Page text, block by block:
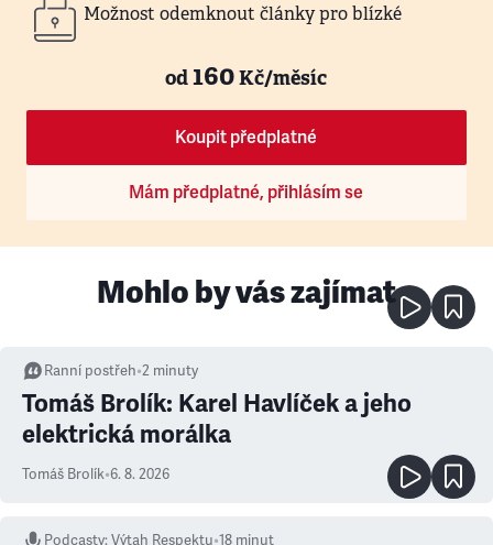
Možnost odemknout články pro blízké
od160Kč/měsíc
Koupit předplatné
Mám předplatné, přihlásím se
Mohlo by vás zajímat
Ranní postřeh•2 minuty
Tomáš Brolík: Karel Havlíček a jeho
elektrická morálka
Tomáš Brolík•6. 8. 2026
Podcasty:Výtah Respektu•18 minut